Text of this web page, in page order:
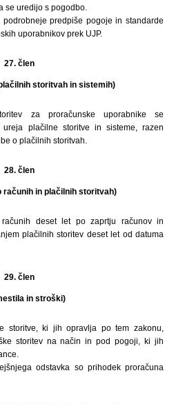
se uredijo s pogodbo.
predpiše pogoje in standarde
uporabnikov prek UJP.
27. člen
storitvah in sistemih)
za proračunske uporabnike se
plačilne storitve in sisteme, razen
o plačilnih storitvah.
28. člen
računih in plačilnih storitvah)
deset let po zaprtju računov in
plačilnih storitev deset let od datuma
29. člen
in stroški)
storitve, ki jih opravlja po tem zakonu,
storitev na način in pod pogoji, ki jih
odstavka so prihodek proračuna